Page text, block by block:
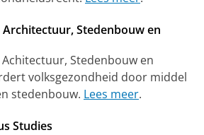
Stedenbouw en
Stedenbouw en
volksgezondheid door middel
stedenbouw. Lees meer.
Studies